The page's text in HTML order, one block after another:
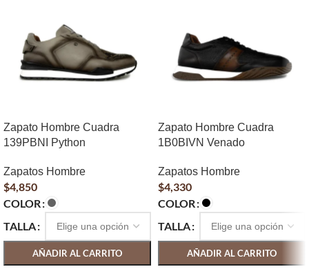
Zapato Hombre Cuadra
139PBNI Python
Zapatos Hombre
$4,850
COLOR
TALLA
AÑADIR AL CARRITO
Zapato Hombre Cuadra
1B0BIVN Venado
Zapatos Hombre
$4,330
COLOR
TALLA
AÑADIR AL CARRITO